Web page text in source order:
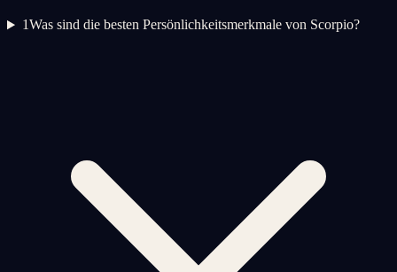
1Was sind die besten Persönlichkeitsmerkmale von Scorpio?